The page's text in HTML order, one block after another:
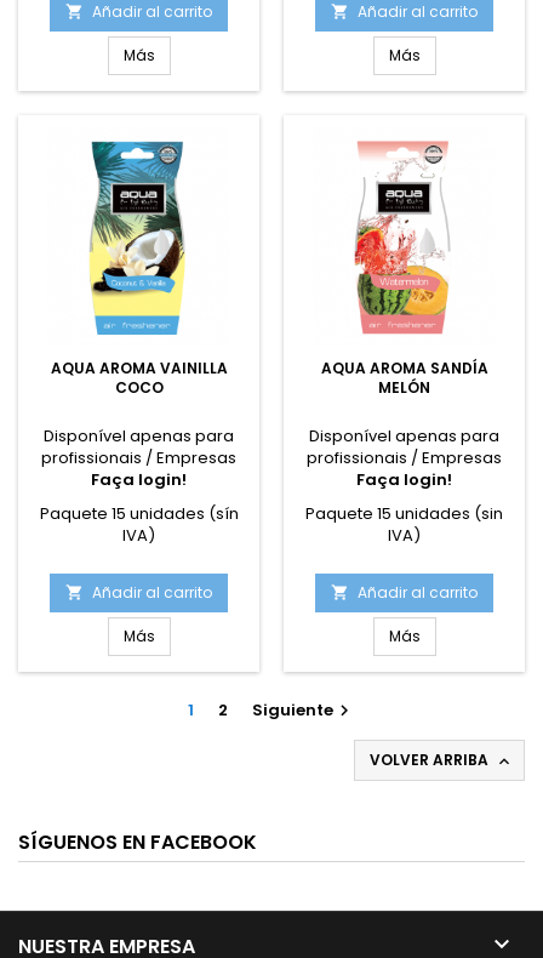
 Añadir al carrito
Más
 Añadir al carrito
Más
AQUA AROMA VAINILLA
COCO
Disponível apenas para
profissionais / Empresas
Faça login!
Paquete 15 unidades (sín
IVA)
 Añadir al carrito
Más
AQUA AROMA SANDÍA
MELÓN
Disponível apenas para
profissionais / Empresas
Faça login!
Paquete 15 unidades (sin
IVA)
 Añadir al carrito
Más
1 2 Siguiente 
VOLVER ARRIBA 
SÍGUENOS EN FACEBOOK
NUESTRA EMPRESA 